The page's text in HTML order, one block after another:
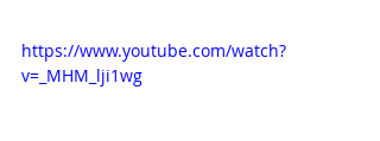
https://www.youtube.com/watch?
v=_MHM_lji1wg